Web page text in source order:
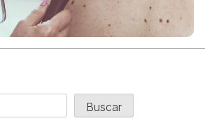
Buscar